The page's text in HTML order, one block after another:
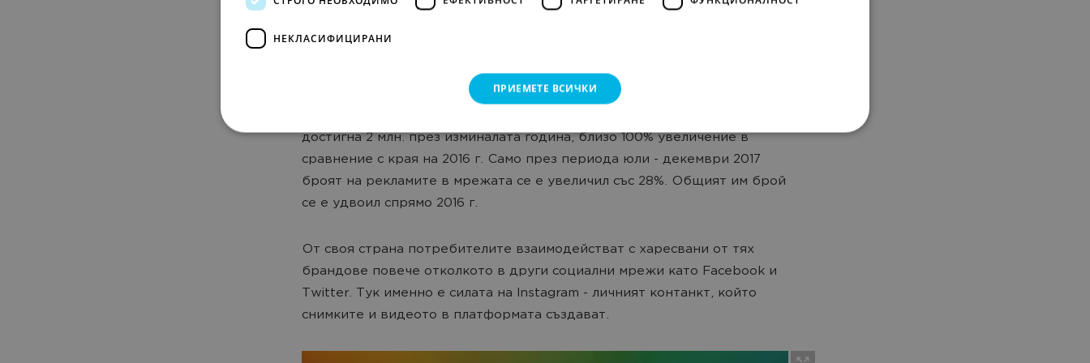
Интересна статистика показва, че 96% от модните брандове ползват
Instagram, за да достигнат до сегашни и нови клиенти.
достигна 2 млн. през изминалата година, близо 100% увеличение в
сравнение с края на 2016 г. Само през периода юли - декември 2017
броят на рекламите в мрежата се е увеличил със 28%. Общият им брой
се е удвоил спрямо 2016 г.
От своя страна потребителите взаимодействат с харесвани от тях
брандове повече отколкото в други социални мрежи като Facebook и
Twitter. Тук именно е силата на Instagram - личният контанкт, който
снимките и видеото в платформата създават.
НЕКЛАСИФИЦИРАНИ
ПРИЕМЕТЕ ВСИЧКИ